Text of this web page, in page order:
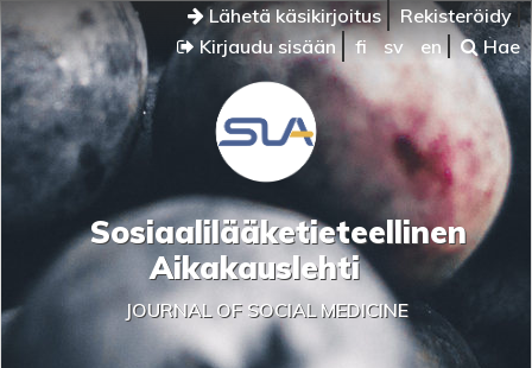
Lähetä käsikirjoitus
Rekisteröidy
Kirjaudu sisään
fi sv en Hae
Sosiaalilääketieteellinen
Aikakauslehti
JOURNAL OF SOCIAL MEDICINE